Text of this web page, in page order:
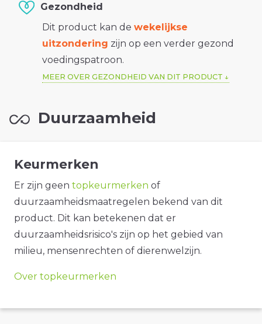
Gezondheid
Dit product kan de wekelijkse
uitzondering zijn op een verder gezond
voedingspatroon.
MEER OVER GEZONDHEID VAN DIT PRODUCT
Duurzaamheid
Keurmerken
Er zijn geen topkeurmerken of
duurzaamheidsmaatregelen bekend van dit
product. Dit kan betekenen dat er
duurzaamheidsrisico's zijn op het gebied van
milieu, mensenrechten of dierenwelzijn.
Over topkeurmerken